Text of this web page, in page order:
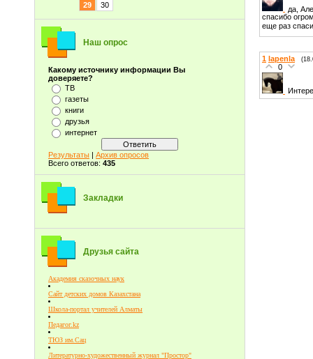
29
30
Наш опрос
Какому источнику информации Вы
доверяете?
ТВ
газеты
книги
друзья
интернет
Результаты | Архив опросов
Всего ответов: 435
Закладки
Друзья сайта
Академия сказочных наук
Сайт детских домов Казахстана
Школа-портал учителей Алматы
Педагог.kz
ТЮЗ им.Сац
Литературно-художественный журнал "Простор"
да,
спасибо
еще раз
1 lapenla
0